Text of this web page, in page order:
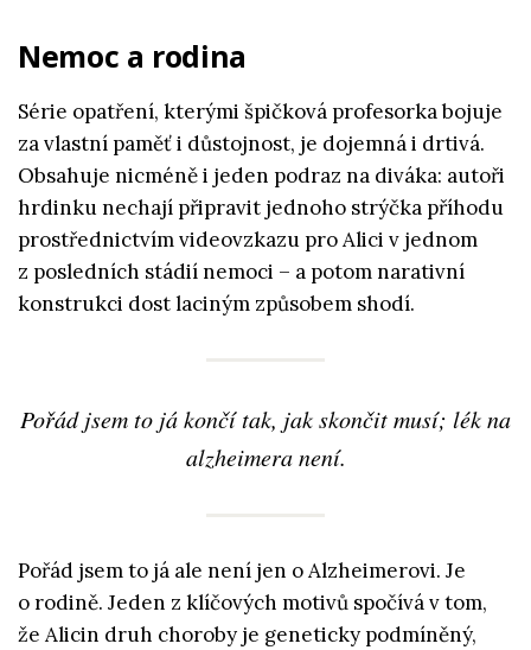
Nemoc a rodina
Série opatření, kterými špičková profesorka bojuje
za vlastní paměť i důstojnost, je dojemná i drtivá.
Obsahuje nicméně i jeden podraz na diváka: autoři
hrdinku nechají připravit jednoho strýčka příhodu
prostřednictvím videovzkazu pro Alici v jednom
z posledních stádií nemoci – a potom narativní
konstrukci dost laciným způsobem shodí.
Pořád jsem to já končí tak, jak skončit musí; lék na
alzheimera není.
Pořád jsem to já ale není jen o Alzheimerovi. Je
o rodině. Jeden z klíčových motivů spočívá v tom,
že Alicin druh choroby je geneticky podmíněný,